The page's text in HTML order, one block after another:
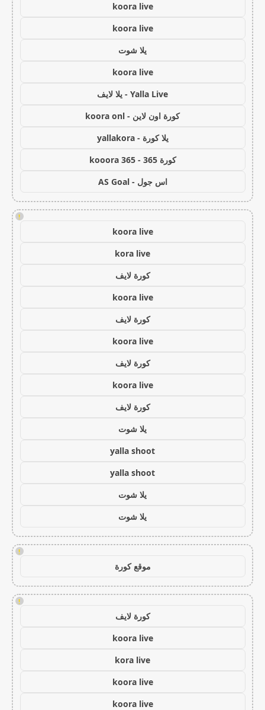
koora live
koora live
يلا شوت
koora live
Yalla Live - يلا لايف
كورة اون لاين - koora onl
يلا كورة - yallakora
كورة 365 - kooora 365
اس جول - AS Goal
!
koora live
kora live
كورة لايف
koora live
كورة لايف
koora live
كورة لايف
koora live
كورة لايف
يلا شوت
yalla shoot
yalla shoot
يلا شوت
يلا شوت
!
موقع كورة
!
كورة لايف
koora live
kora live
koora live
koora live